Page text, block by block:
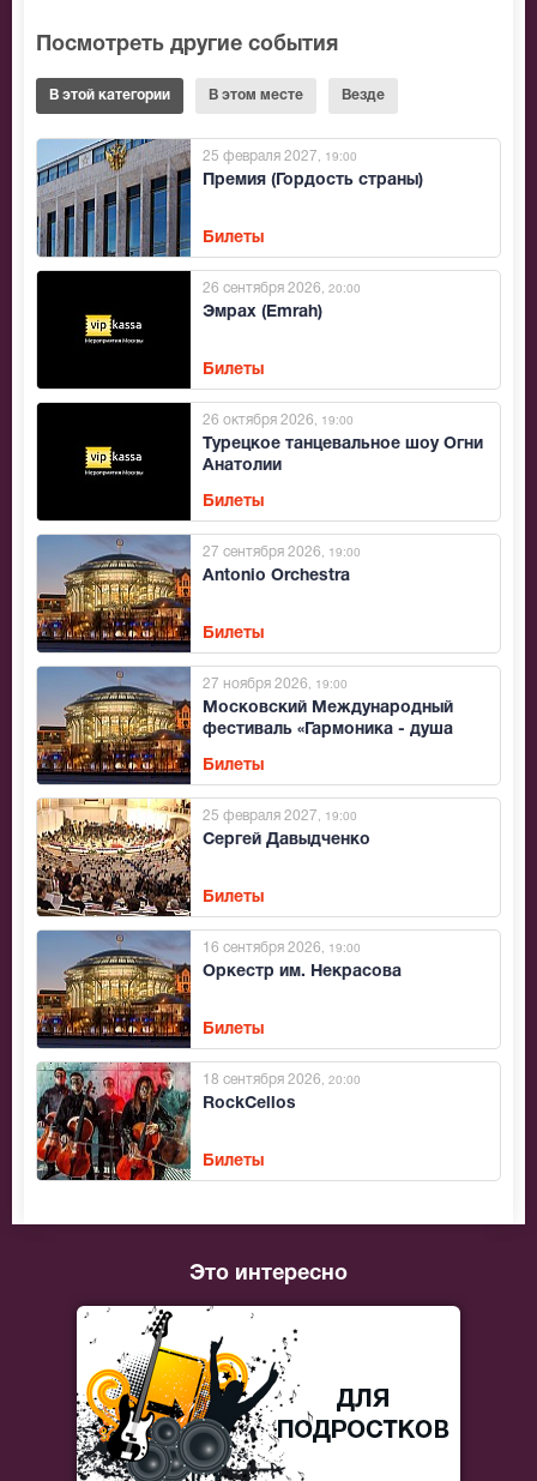
Посмотреть другие события
В этой категории В этом месте Везде
Премия (Гордость страны)
25 февраля 2027 , 19:00
Билеты
Эмрах (Emrah)
26 сентября 2026 , 20:00
Билеты
Турецкое танцевальное шоу Огни
Анатолии
26 октября 2026 , 19:00
Билеты
Antonio Orchestra
27 сентября 2026 , 19:00
Билеты
Московский Международный
фестиваль «Гармоника - душа
27 ноября 2026 , 19:00
Билеты
Сергей Давыдченко
25 февраля 2027 , 19:00
Билеты
Оркестр им. Некрасова
16 сентября 2026 , 19:00
Билеты
RockCellos
18 сентября 2026 , 20:00
Билеты
Это интересно